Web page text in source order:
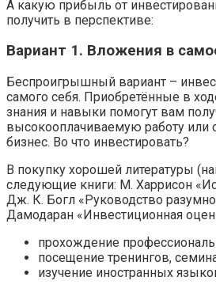
А какую прибыль от
получить в перспективе:
Вариант 1. Вложения в
Беспроигрышный вариант –
самого себя. Приобретённые в
знания и навыки помогут вам
высокооплачиваемую работу
бизнес. Во что инвестировать?
В покупку хорошей литературы
следующие книги: М. Харрисон
Дж. К. Богл «Руководство
Дамодаран «Инвестиционная
прохождение
посещение тренингов,
изучение иностранных